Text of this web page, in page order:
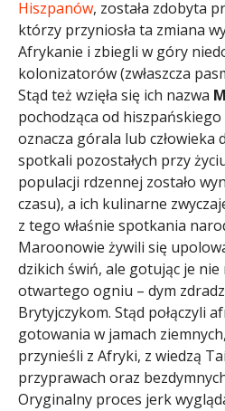
Hiszpanów, została zdobyta
którzy przyniosła ta zmiana
Afrykanie i zbiegli w góry
kolonizatorów (zwłaszcza
Stąd też wzięła się ich nazwa
pochodząca od hiszpańskiego
oznacza górala lub człowieka
spotkali pozostałych przy
populacji rdzennej zostało
czasu), a ich kulinarne
z tego właśnie spotkania
Maroonowie żywili się
dzikich świń, ale gotując je nie
otwartego ogniu – dym
Brytyjczykom. Stąd połączyli
gotowania w jamach
przynieśli z Afryki, z wiedzą
przyprawach oraz
Oryginalny proces jerk